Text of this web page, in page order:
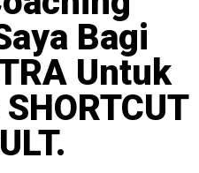
Bagi
Untuk